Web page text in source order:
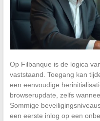
Op Filbanque is de logica
vaststaand. Toegang kan
een eenvoudige
browserupdate, zelfs
Sommige
een eerste inlog op een